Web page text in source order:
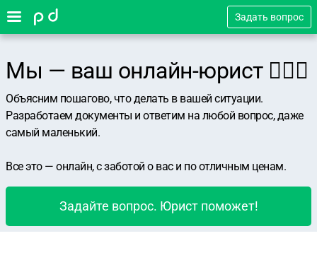
Задать вопрос
Мы — ваш онлайн-юрист 👨🏻‍⚖️
Объясним пошагово, что делать в вашей ситуации.
Разработаем документы и ответим на любой вопрос, даже
самый маленький.
Все это — онлайн, с заботой о вас и по отличным ценам.
Задайте вопрос. Юрист поможет!